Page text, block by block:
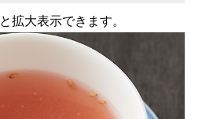
拡大表示できます。